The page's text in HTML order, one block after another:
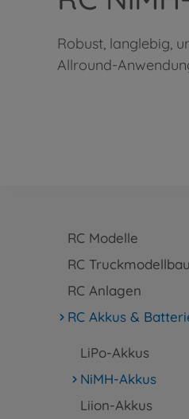
Robust, langlebig,
Allround-
RC Modelle
RC Truckmodellbau
RC Anlagen
RC Akkus &
LiPo-Akkus
NiMH-Akkus
Liion-Akkus